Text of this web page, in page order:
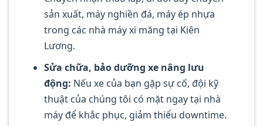
sản xuất, máy nghiền đá, máy ép nhựa
trong các nhà máy xi măng tại Kiên
Lương.
Sửa chữa, bảo dưỡng xe nâng lưu
động: Nếu xe của bạn gặp sự cố, đội kỹ
thuật của chúng tôi có mặt ngay tại nhà
máy để khắc phục, giảm thiểu downtime.